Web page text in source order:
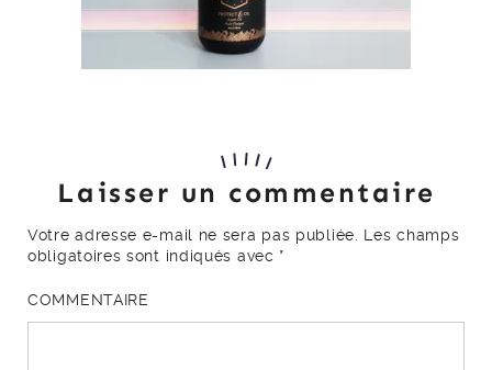
Laisser un commentaire
Votre adresse e-mail ne sera pas publiée.
Les champs
obligatoires sont indiqués avec *
COMMENTAIRE